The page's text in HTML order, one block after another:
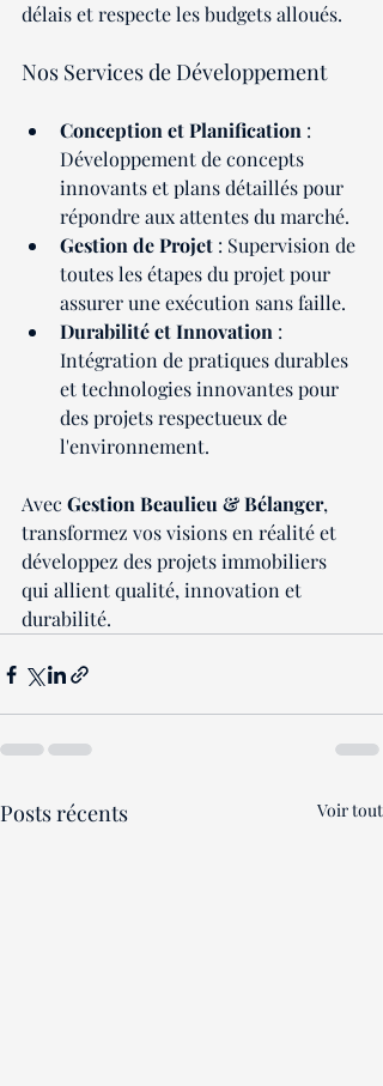
délais et respecte les budgets alloués.
Nos Services de Développement
Conception et Planification :
Développement de concepts
innovants et plans détaillés pour
répondre aux attentes du marché.
Gestion de Projet : Supervision de
toutes les étapes du projet pour
assurer une exécution sans faille.
Durabilité et Innovation :
Intégration de pratiques durables
et technologies innovantes pour
des projets respectueux de
l'environnement.
Avec Gestion Beaulieu & Bélanger,
transformez vos visions en réalité et
développez des projets immobiliers
qui allient qualité, innovation et
durabilité.
Posts récents Voir tout